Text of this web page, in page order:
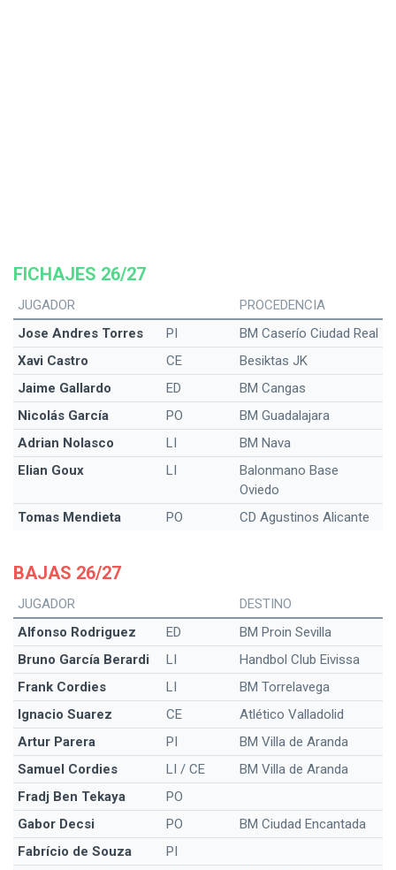
FICHAJES 26/27
JUGADOR
PROCEDENCIA
Jose Andres Torres
PI
BM Caserío Ciudad Real
Xavi Castro
CE
Besiktas JK
Jaime Gallardo
ED
BM Cangas
Nicolás García
PO
BM Guadalajara
Adrian Nolasco
LI
BM Nava
Elian Goux
LI
Balonmano Base
Oviedo
Tomas Mendieta
PO CD Agustinos Alicante
BAJAS 26/27
JUGADOR
DESTINO
Alfonso Rodriguez
ED
BM Proin Sevilla
Bruno García Berardi
LI
Handbol Club Eivissa
Frank Cordies
LI
BM Torrelavega
Ignacio Suarez
CE
Atlético Valladolid
Artur Parera
PI
BM Villa de Aranda
Samuel Cordies
LI / CE
BM Villa de Aranda
Fradj Ben Tekaya
PO
Gabor Decsi
PO
BM Ciudad Encantada
Fabrício de Souza
PI